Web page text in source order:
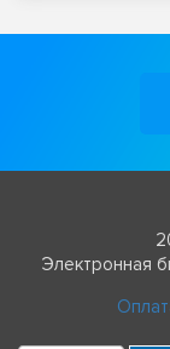
Электронная